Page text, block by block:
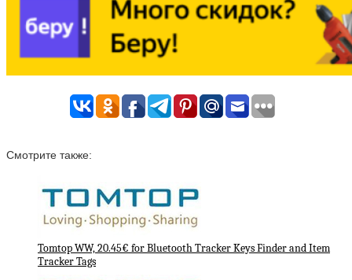
Смотрите также:
Tomtop WW, 20.45€ for Bluetooth Tracker Keys Finder and Item
Tracker Tags